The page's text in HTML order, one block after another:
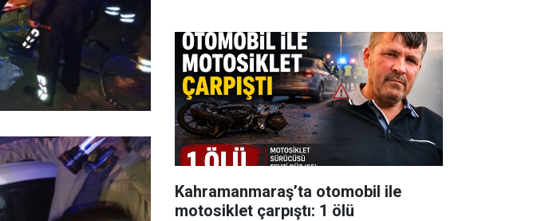
Kahramanmaraş’ta otomobil ile
motosiklet çarpıştı: 1 ölü